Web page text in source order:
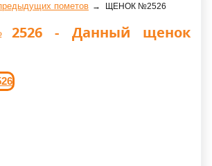
пометов
ЩЕНОК №2526
- Данный щенок